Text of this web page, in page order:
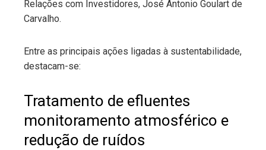
Relações com Investidores, José Antonio Goulart de
Carvalho.
Entre as principais ações ligadas à sustentabilidade,
destacam-se:
Tratamento de efluentes
monitoramento atmosférico e
redução de ruídos